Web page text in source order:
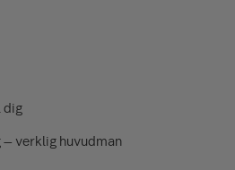
dig
verklig huvudman